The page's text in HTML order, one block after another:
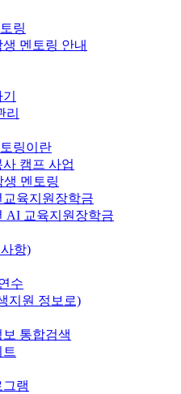
링
멘토링 안내
리
링이란
캠프 사업
생 멘토링
육지원장학금
AI 교육지원장학금
항)
수
지원 정보로)
통합검색
램